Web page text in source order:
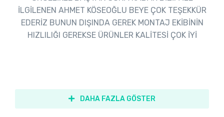
İLGİLENEN AHMET KÖSEOĞLU BEYE ÇOK TEŞEKKÜR
EDERİZ BUNUN DIŞINDA GEREK MONTAJ EKİBİNİN
HIZLILIĞI GEREKSE ÜRÜNLER KALİTESİ ÇOK İYİ
DAHA FAZLA GÖSTER